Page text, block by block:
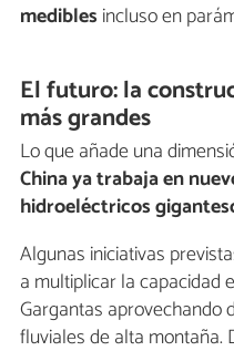
medibles incluso en
El futuro: la
más grandes
Lo que añade una
China ya trabaja en
hidroeléctricos
Algunas iniciativas
a multiplicar la capacidad
Gargantas aprovechando
fluviales de alta montaña.